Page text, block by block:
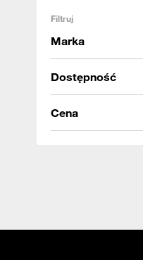
Filtruj
Marka
Dostępność
Cena